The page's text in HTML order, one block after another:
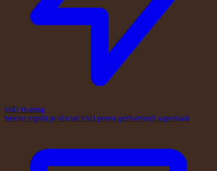
SSD Hosting
Stocare rapidă pe discuri SSD pentru performanță superioară